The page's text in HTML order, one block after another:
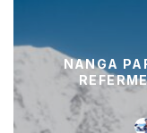
NANGA